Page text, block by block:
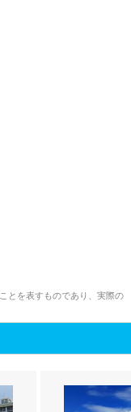
とを表すものであり、実際の